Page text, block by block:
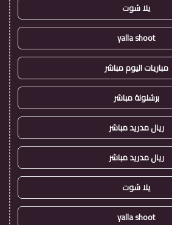
يلا شوت
yalla shoot
مباريات اليوم مباشر
برشلونة مباشر
ريال مدريد مباشر
ريال مدريد مباشر
يلا شوت
yalla shoot